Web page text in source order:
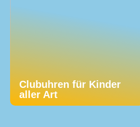
Clubuhren für Kinder
aller Art